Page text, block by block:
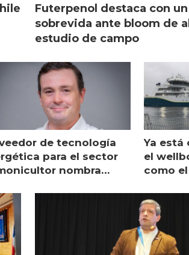
Futerpenol destaca con un
sobrevida ante bloom de
estudio de campo
de tecnología
para el sector
nombra
Ya está
el
como